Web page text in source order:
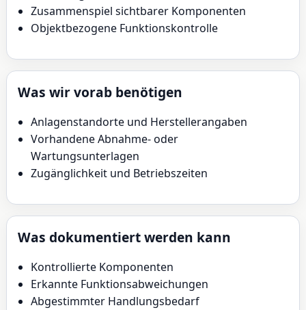
Zusammenspiel sichtbarer Komponenten
Objektbezogene Funktionskontrolle
Was wir vorab benötigen
Anlagenstandorte und Herstellerangaben
Vorhandene Abnahme- oder
Wartungsunterlagen
Zugänglichkeit und Betriebszeiten
Was dokumentiert werden kann
Kontrollierte Komponenten
Erkannte Funktionsabweichungen
Abgestimmter Handlungsbedarf